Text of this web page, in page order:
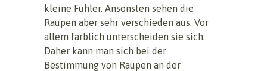
kleine Fühler. Ansonsten sehen die
Raupen aber sehr verschieden aus. Vor
allem farblich unterscheiden sie sich.
Daher kann man sich bei der
Bestimmung von Raupen an der